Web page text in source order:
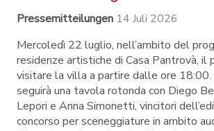
Pressemitteilungen 14 Juli 2026
Mercoledì 22 luglio, nell’ambito del
residenze artistiche di Casa Pantrovà, il
visitare la villa a partire dalle ore
seguirà una tavola rotonda con Diego
Lepori e Anna Simonetti, vincitori
concorso per sceneggiature in ambito